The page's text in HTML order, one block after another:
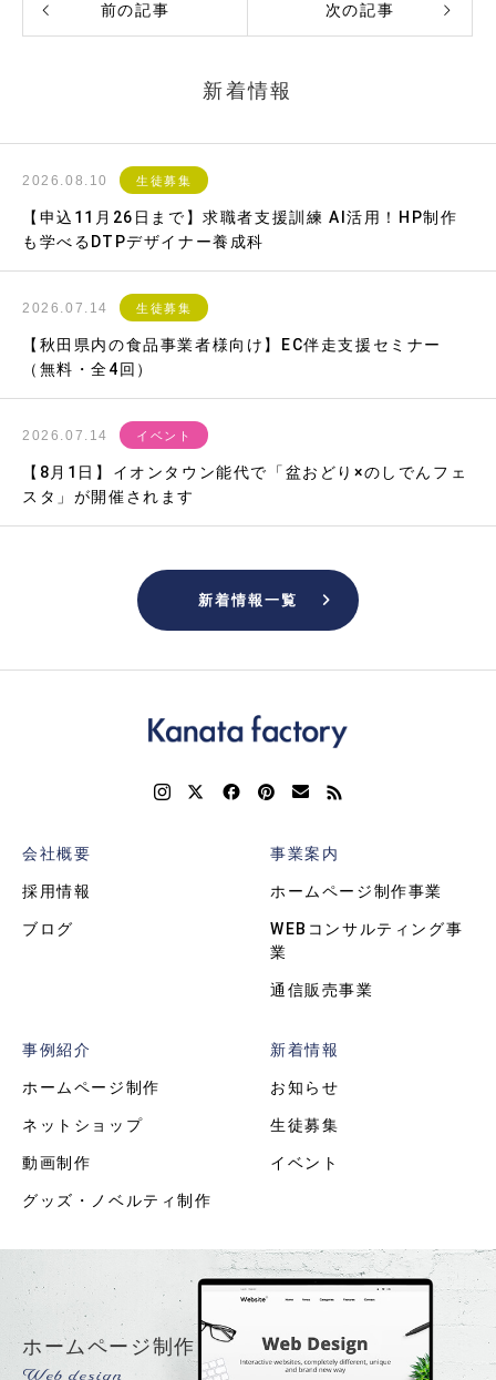
前の記事 次の記事
新着情報
2026.08.10 生徒募集
【申込11月26日まで】求職者支援訓練 AI活用！HP制作
も学べるDTPデザイナー養成科
2026.07.14 生徒募集
【秋田県内の食品事業者様向け】EC伴走支援セミナー
（無料・全4回）
2026.07.14 イベント
【8月1日】イオンタウン能代で「盆おどり×のしでんフェ
スタ」が開催されます
新着情報一覧
会社概要
採用情報
ブログ
事業案内
ホームページ制作事業
WEBコンサルティング事
業
通信販売事業
事例紹介
ホームページ制作
ネットショップ
動画制作
グッズ・ノベルティ制作
新着情報
お知らせ
生徒募集
イベント
ホームページ制作
Web design